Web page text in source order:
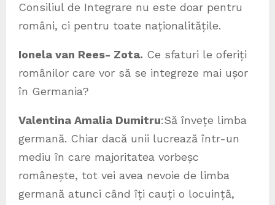
Consiliul de Integrare nu este doar pentru
români, ci pentru toate naționalitățile.
Ionela van Rees- Zota. Ce sfaturi le oferiți
românilor care vor să se integreze mai ușor
în Germania?
Valentina Amalia Dumitru:Să învețe limba
germană. Chiar dacă unii lucrează într-un
mediu în care majoritatea vorbeșc
românește, tot vei avea nevoie de limba
germană atunci când îți cauți o locuință,